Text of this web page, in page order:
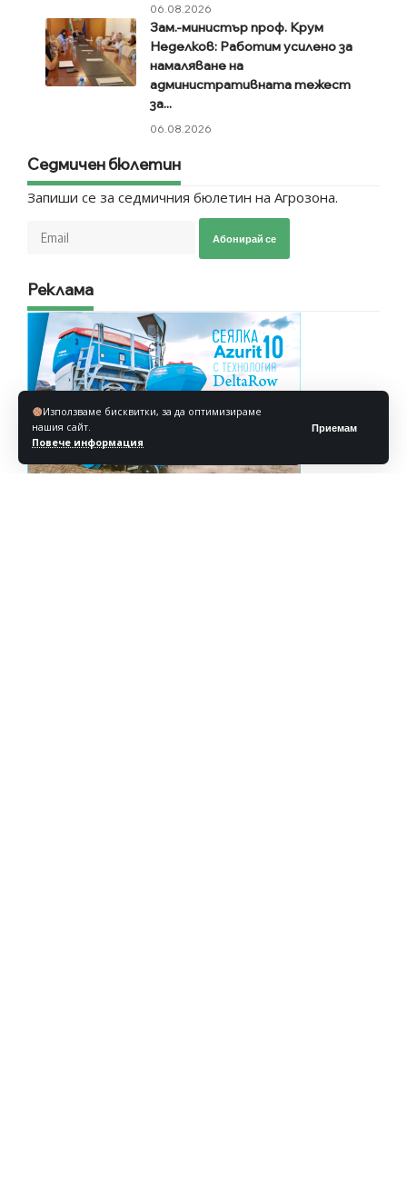
Използваме бисквитки, за да оптимизираме
нашия сайт.
Повече информация
Приемам
06.08.2026
Зам.-министър проф. Крум
Неделков: Работим усилено за
намаляване на
административната тежест
за...
06.08.2026
Седмичен бюлетин
Запиши се за седмичния бюлетин на Агрозона.
Абонирай се
Реклама